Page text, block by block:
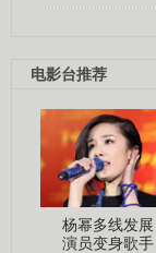
电影台推荐
杨幂多线发展
演员变身歌手